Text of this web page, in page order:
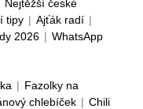
Nejtěžší české
tipy | Ajťák radí |
2026 | WhatsApp
| Fazolky na
chlebíček | Chili